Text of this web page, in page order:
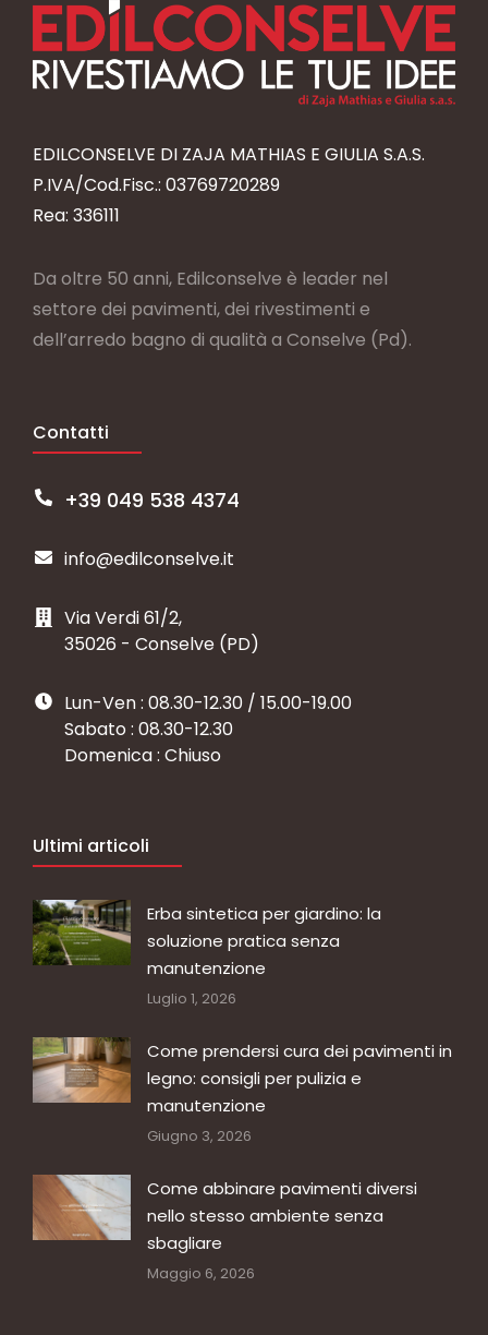
EDILCONSELVE DI ZAJA MATHIAS E GIULIA S.A.S.
P.IVA/Cod.Fisc.: 03769720289
Rea: 336111
Da oltre 50 anni, Edilconselve è leader nel
settore dei pavimenti, dei rivestimenti e
dell’arredo bagno di qualità a Conselve (Pd).
Contatti
+39 049 538 4374
info@edilconselve.it
Via Verdi 61/2,
35026 - Conselve (PD)
Lun-Ven : 08.30-12.30 / 15.00-19.00
Sabato : 08.30-12.30
Domenica : Chiuso
Ultimi articoli
Erba sintetica per giardino: la
soluzione pratica senza
manutenzione
Luglio 1, 2026
Come prendersi cura dei pavimenti in
legno: consigli per pulizia e
manutenzione
Giugno 3, 2026
Come abbinare pavimenti diversi
nello stesso ambiente senza
sbagliare
Maggio 6, 2026